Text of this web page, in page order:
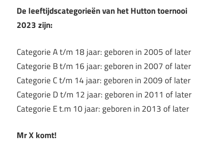
De leeftijdscategorieën van het Hutton toernooi
2023 zijn:
Categorie A t/m 18 jaar: geboren in 2005 of later
Categorie B t/m 16 jaar: geboren in 2007 of later
Categorie C t/m 14 jaar: geboren in 2009 of later
Categorie D t/m 12 jaar: geboren in 2011 of later
Categorie E t.m 10 jaar: geboren in 2013 of later
Mr X komt!